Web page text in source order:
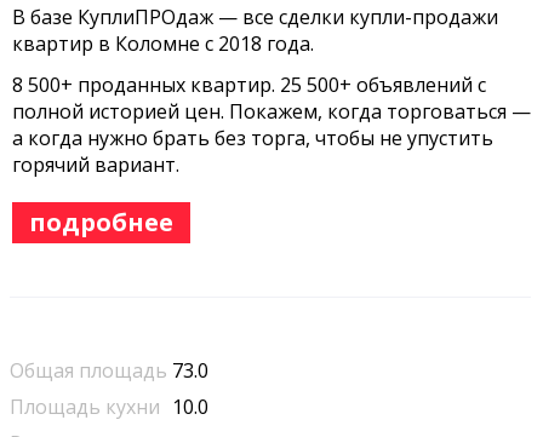
В базе КуплиПРОдаж — все сделки купли-продажи
квартир в Коломне с 2018 года.
8 500+ проданных квартир. 25 500+ объявлений с
полной историей цен. Покажем, когда торговаться —
а когда нужно брать без торга, чтобы не упустить
горячий вариант.
подробнее
Общая площадь 73.0
Площадь кухни 10.0